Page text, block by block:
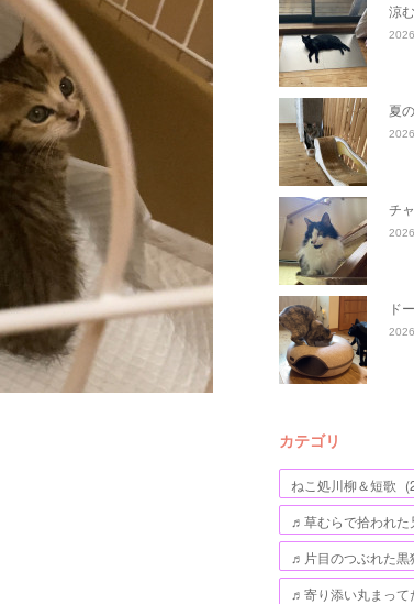
涼
夏
チ
ド
カテゴリ
ねこ処川柳＆短歌 (
♬草むらで拾われた
♬片目のつぶれた黒
♬寄り添い丸まって